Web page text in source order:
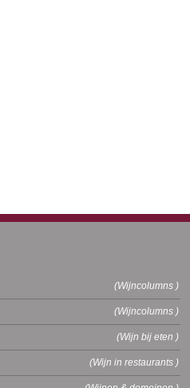
(Wijncolumns )
(Wijncolumns )
(Wijn bij eten )
(Wijn in restaurants )